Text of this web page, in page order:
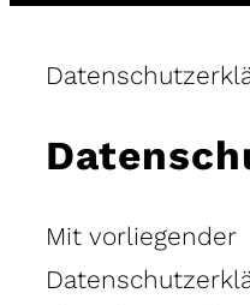
Mit vorliegender